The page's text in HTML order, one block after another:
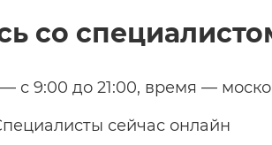
со
с 9:00 до 21:00, время —
сейчас онлайн